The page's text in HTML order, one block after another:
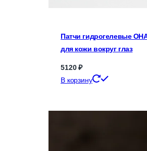
Патчи гидрогелевые
для кожи вокруг глаз
5120₽
В корзину